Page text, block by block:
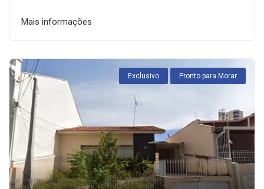
Mais informações
Exclusivo Pronto para Morar